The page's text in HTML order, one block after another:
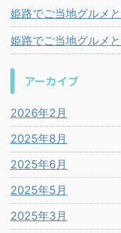
姫路でご当地グルメ
姫路でご当地グルメ
アーカイブ
2026年2月
2025年8月
2025年6月
2025年5月
2025年3月